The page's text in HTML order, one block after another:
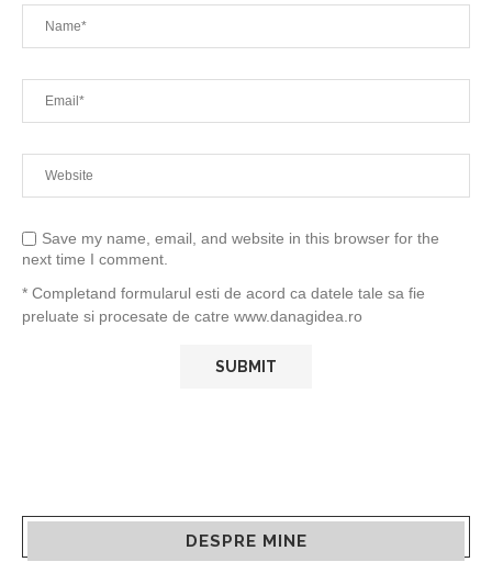
Save my name, email, and website in this browser for the
next time I comment.
* Completand formularul esti de acord ca datele tale sa fie
preluate si procesate de catre www.danagidea.ro
DESPRE MINE